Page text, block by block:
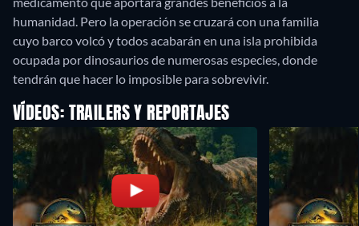
humanidad. Pero la operación se cruzará con una familia
cuyo barco volcó y todos acabarán en una isla prohibida
ocupada por dinosaurios de numerosas especies, donde
tendrán que hacer lo imposible para sobrevivir.
VÍDEOS: TRAILERS Y REPORTAJES